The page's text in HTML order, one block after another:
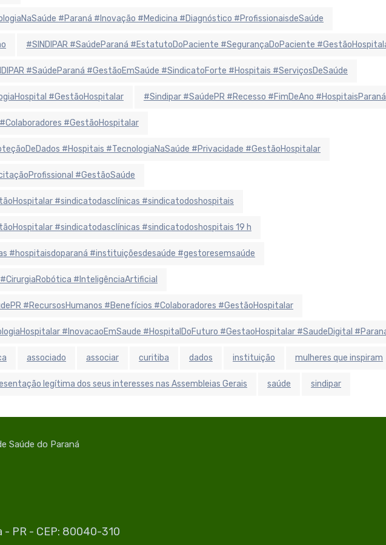
#Paraná #Inovação #Medicina #Diagnóstico #ProfissionaisdeSaúde
#SINDIPAR #SaúdeParaná #EstatutoDoPaciente #SegurançaDoPaciente
#SaúdeParaná #GestãoEmSaúde #SindicatoForte #Hospitais #ServiçosDeSaúde
#GestãoHospitalar #Sindipar #SaúdePR #Recesso #FimDeAno #HospitaisParaná
#GestãoHospitalar
#Hospitais #TecnologiaNaSaúde #Privacidade #GestãoHospitalar
#GestãoSaúde
#sindicatodasclínicas #sindicatodoshospitais
#sindicatodasclínicas #sindicatodoshospitais 19 h
#hospitaisdoparaná #instituiçõesdesaúde #gestoresemsaúde
#InteligênciaArtificial
#RecursosHumanos #Benefícios #Colaboradores #GestãoHospitalar
#InovacaoEmSaude #HospitalDoFuturo #GestaoHospitalar #SaudeDigital
associado associar curitiba dados instituição mulheres que inspiram
legítima dos seus interesses nas Assembleias Gerais saúde sindipar
Saúde do Paraná
PR - CEP: 80040-310